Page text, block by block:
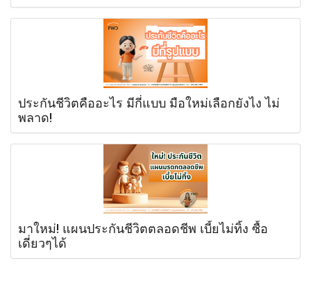
ประกันชีวิตคืออะไร มีกี่แบบ มือใหม่เลือกยังไง ไม่
พลาด!
มาใหม่! แผนประกันชีวิตตลอดชีพ เบี้ยไม่ทิ้ง ซื้อ
เดี่ยวๆได้